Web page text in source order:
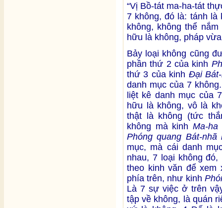
“Vị Bồ-tát ma-ha-tát
7 không, đó là: tánh
không, không thể
hữu là không, pháp
Bảy loại không cũng
phần thứ 2 của kinh
thứ 3 của kinh Đại
danh mục của 7
liệt kê danh mục của
hữu là không, vô là
thật là không (tức
không mà kinh Ma-
Phóng quang Bát-nhã
mục, mà cái danh
nhau, 7 loại không
theo kinh văn để
phía trên, như kinh
Là 7 sự việc ở trên
tập về không, là quán